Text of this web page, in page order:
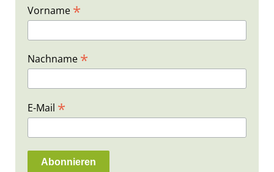
Vorname *
Nachname *
E-Mail *